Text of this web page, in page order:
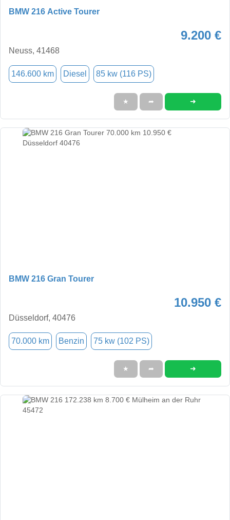
BMW 216 Active Tourer
9.200 €
Neuss, 41468
146.600 km Diesel 85 kw (116 PS)
★ ➦ ➜
BMW 216 Gran Tourer
10.950 €
Düsseldorf, 40476
70.000 km Benzin 75 kw (102 PS)
★ ➦ ➜